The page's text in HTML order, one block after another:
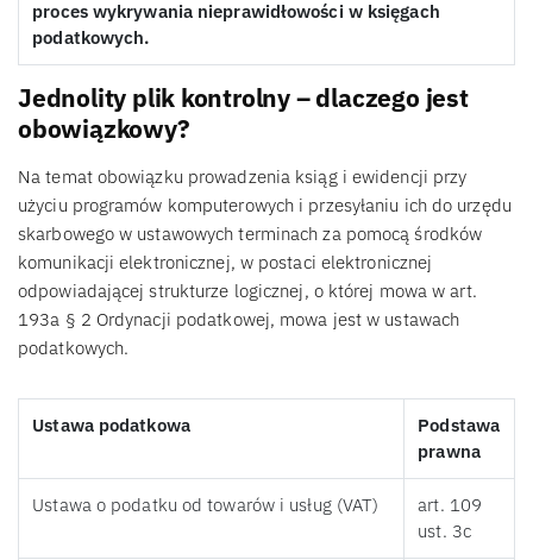
proces wykrywania nieprawidłowości w księgach
podatkowych.
Jednolity plik kontrolny – dlaczego jest
obowiązkowy?
Na temat obowiązku prowadzenia ksiąg i ewidencji przy
użyciu programów komputerowych i przesyłaniu ich do urzędu
skarbowego w ustawowych terminach za pomocą środków
komunikacji elektronicznej, w postaci elektronicznej
odpowiadającej strukturze logicznej, o której mowa w art.
193a § 2 Ordynacji podatkowej, mowa jest w ustawach
podatkowych.
Ustawa podatkowa
Podstawa
prawna
Ustawa o podatku od towarów i usług (VAT)
art. 109
ust. 3c